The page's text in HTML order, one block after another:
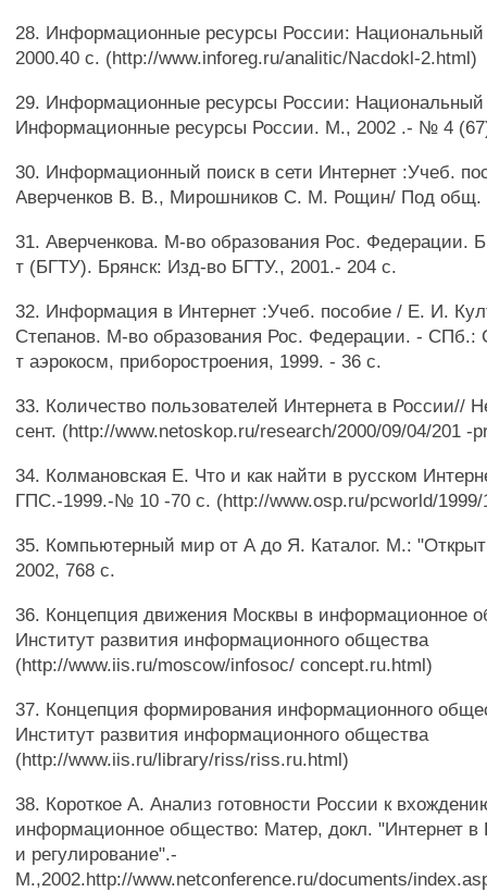
28. Информационные ресурсы России:
2000.40 с. (http://www.inforeg.ru/analitic/Nacdokl-2.html)
29. Информационные ресурсы России: Национальный
Информационные ресурсы России. М., 2002 .- № 4
30. Информационный поиск в сети Интернет :Учеб.
Аверченков В. В., Мирошников С. М. Рощин/ Под
31. Аверченкова. М-во образования Рос. Федерации.
т (БГТУ). Брянск: Изд-во БГТУ., 2001.- 204 с.
32. Информация в Интернет :Учеб. пособие / Е. И.
Степанов. М-во образования Рос. Федерации. - СПб.:
т аэрокосм, приборостроения, 1999. - 36 с.
33. Количество пользователей Интернета в России//
сент. (http://www.netoskop.ru/research/2000/09/04/201 -
34. Колмановская Е. Что и как найти в русском
ГПС.-1999.-№ 10 -70 с. (http://www.osp.ru/pcworld/1999/
35. Компьютерный мир от А до Я. Каталог. М.:
2002, 768 с.
36. Концепция движения Москвы в информационное
Институт развития информационного общества
(http://www.iis.ru/moscow/infosoc/ concept.ru.html)
37. Концепция формирования информационного
Институт развития информационного общества
(http://www.iis.ru/library/riss/riss.ru.html)
38. Короткое А. Анализ готовности России к
информационное общество: Матер, докл. "Интернет в
и регулирование".-
М.,2002.http://www.netconference.ru/documents/